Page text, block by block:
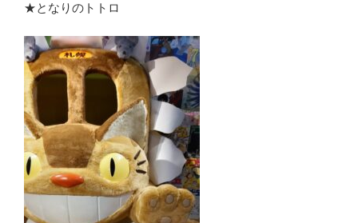
★となりのトトロ